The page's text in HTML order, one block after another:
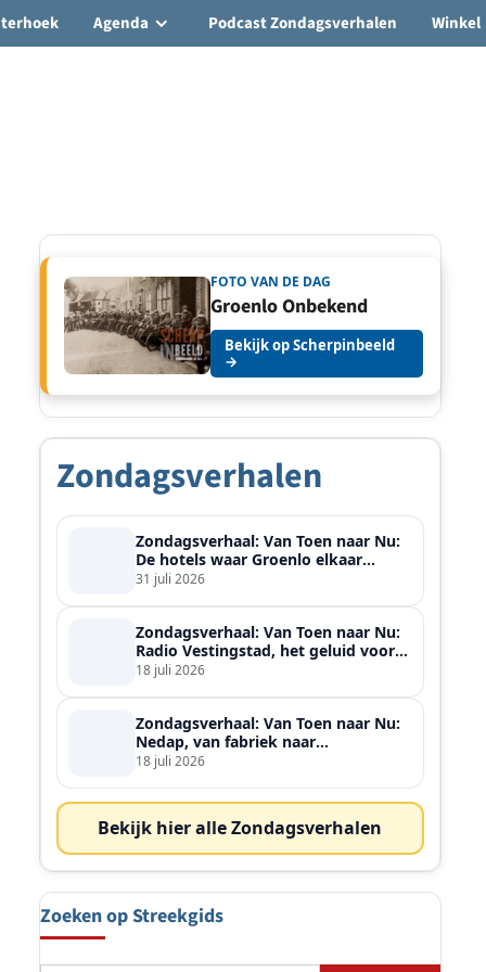
Agenda Podcast Zondagsverhalen Winkel
FOTO VAN DE DAG
Groenlo Onbekend
Bekijk op Scherpinbeeld
→
Zondagsverhalen
Zondagsverhaal: Van Toen naar Nu:
De hotels waar Groenlo elkaar
ontmoette
31 juli 2026
Zondagsverhaal: Van Toen naar Nu:
Radio Vestingstad, het geluid voor
heel de streek
18 juli 2026
Zondagsverhaal: Van Toen naar Nu:
Nedap, van fabriek naar
wereldspeler
18 juli 2026
Bekijk hier alle Zondagsverhalen
Zoeken op Streekgids